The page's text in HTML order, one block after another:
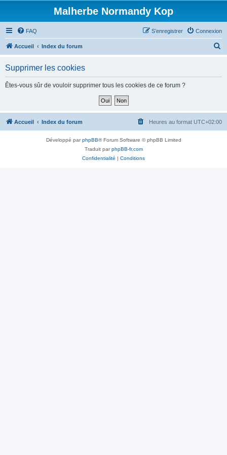
Malherbe Normandy Kop
FAQ Connexion
S’enregistrer
Accueil Index du forum
h
Supprimer les cookies
Êtes-vous sûr de vouloir supprimer tous les cookies de ce forum ?
Accueil Index du forum Heures au format UTC+02:00
Développé parphpBB® Forum Software © phpBB Limited
Traduit parphpBB-fr.com
Confidentialité | Conditions